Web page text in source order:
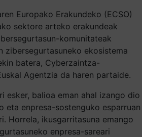
Europako Erakundeko (ECSO)
sektore arteko erakundeak
komunitateak
zibersegurtasuneko ekosistema
batera, Cyberzaintza-
Agentzia da haren partaide.
esker, balioa eman ahal izango dio
eta enpresa-sostenguko esparruan
Horrela, ikusgarritasuna emango
enpresa-sareari